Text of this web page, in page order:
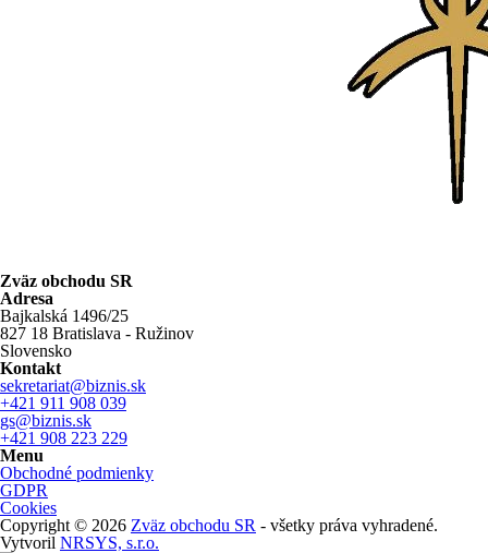
Zväz obchodu SR
Adresa
Bajkalská 1496/25
827 18 Bratislava - Ružinov
Slovensko
Kontakt
sekretariat@biznis.sk
+421 911 908 039
gs@biznis.sk
+421 908 223 229
Menu
Obchodné podmienky
GDPR
Cookies
Copyright © 2026 Zväz obchodu SR - všetky práva vyhradené.
Vytvoril NRSYS, s.r.o.